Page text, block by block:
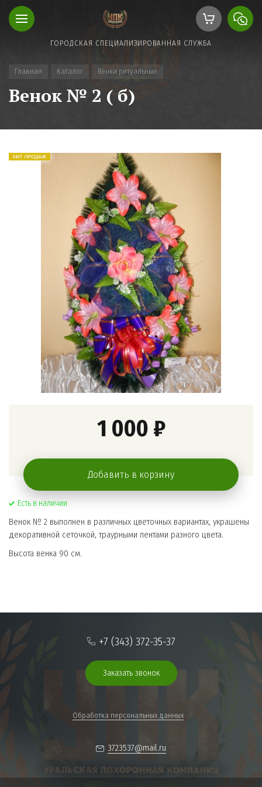
ГОРОДСКАЯ СПЕЦИАЛИЗИРОВАННАЯ СЛУЖБА
Главная Каталог Венки ритуальные
Венок № 2 ( б)
Есть в наличии
Венок № 2 выполнен в различных цветочных вариантах, украшены
декоративной сеточкой, траурными лентами разного цвета.
Высота венка 90 см.
1 000 ₽
Добавить в корзину
+7 (343) 372-35-37
Заказать звонок
Обработка персональных данных
3723537@mail.ru